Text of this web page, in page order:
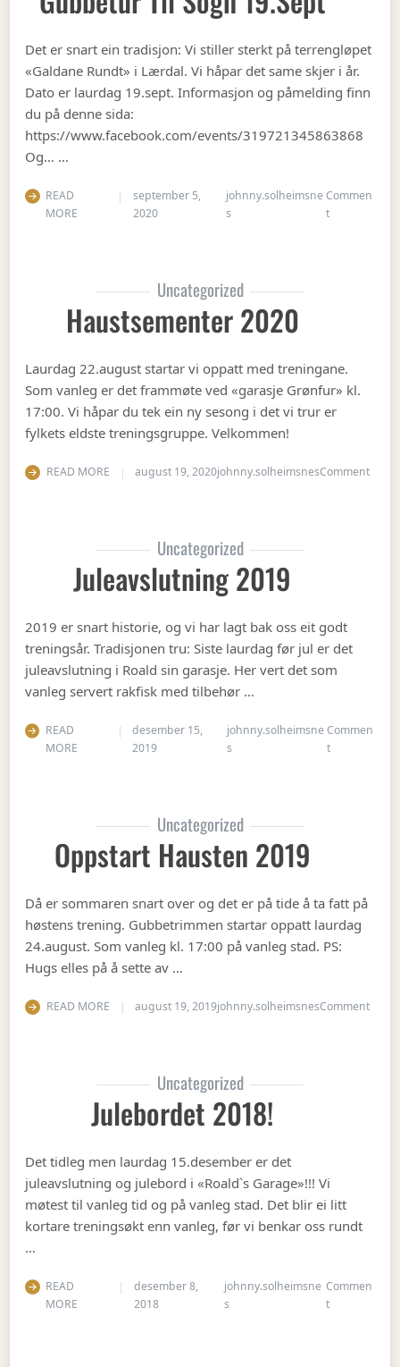
Det er snart ein tradisjon: Vi stiller sterkt på terrengløpet
«Galdane Rundt» i Lærdal. Vi håpar det same skjer i år.
Dato er laurdag 19.sept. Informasjon og påmelding finn
du på denne sida:
https://www.facebook.com/events/319721345863868
Og… …
READ
MORE
september 5,
2020
johnny.solheimsne
s
Commen
ton Gubbetur
Uncategorized
Haustsementer 2020
Laurdag 22.august startar vi oppatt med treningane.
Som vanleg er det frammøte ved «garasje Grønfur» kl.
17:00. Vi håpar du tek ein ny sesong i det vi trur er
fylkets eldste treningsgruppe. Velkommen!
READ MORE august 19, 2020johnny.solheimsnesCommenton
Uncategorized
Juleavslutning 2019
2019 er snart historie, og vi har lagt bak oss eit godt
treningsår. Tradisjonen tru: Siste laurdag før jul er det
juleavslutning i Roald sin garasje. Her vert det som
vanleg servert rakfisk med tilbehør …
READ
MORE
desember 15,
2019
johnny.solheimsne
s
Commen
ton
Uncategorized
Oppstart Hausten 2019
Då er sommaren snart over og det er på tide å ta fatt på
høstens trening. Gubbetrimmen startar oppatt laurdag
24.august. Som vanleg kl. 17:00 på vanleg stad. PS:
Hugs elles på å sette av …
READ MORE august 19, 2019johnny.solheimsnesCommenton
Uncategorized
Julebordet 2018!
Det tidleg men laurdag 15.desember er det
juleavslutning og julebord i «Roald`s Garage»!!! Vi
møtest til vanleg tid og på vanleg stad. Det blir ei litt
kortare treningsøkt enn vanleg, før vi benkar oss rundt
…
READ
MORE
desember 8,
2018
johnny.solheimsne
s
Commen
ton Julebordet